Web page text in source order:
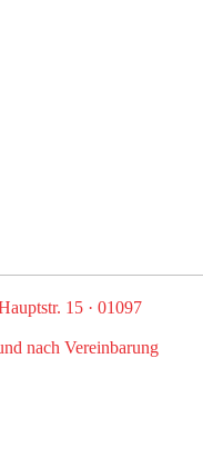
15 · 01097
nach Vereinbarung